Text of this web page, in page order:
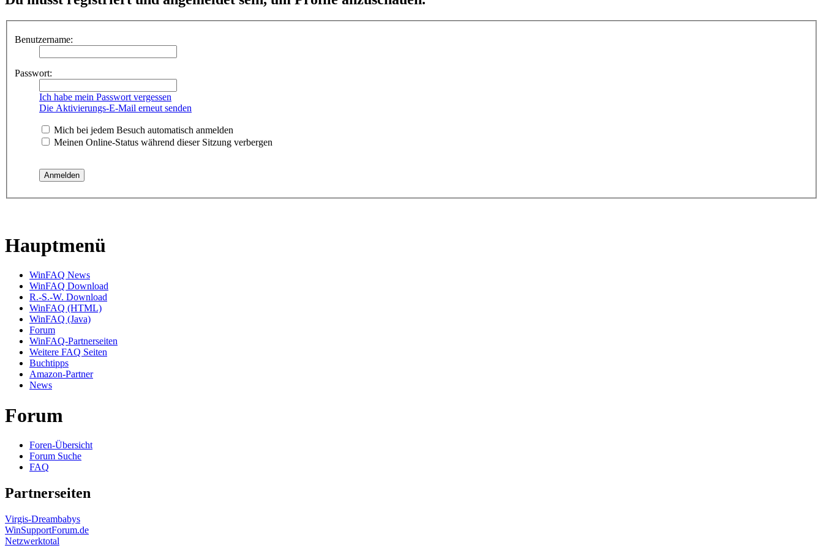
Benutzername:
Passwort:
Ich habe mein Passwort vergessen
Die Aktivierungs-E-Mail erneut senden
Mich bei jedem Besuch automatisch anmelden
Meinen Online-Status während dieser Sitzung verbergen
Hauptmenü
WinFAQ News
WinFAQ Download
R.-S.-W. Download
WinFAQ (HTML)
WinFAQ (Java)
Forum
WinFAQ-Partnerseiten
Weitere FAQ Seiten
Buchtipps
Amazon-Partner
News
Forum
Foren-Übersicht
Forum Suche
FAQ
Partnerseiten
Virgis-Dreambabys
WinSupportForum.de
Netzwerktotal